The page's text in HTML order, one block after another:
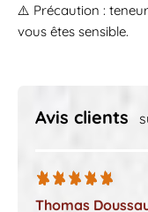
⚠️ Précaution :
vous êtes sensible.
Avis clients
Thomas